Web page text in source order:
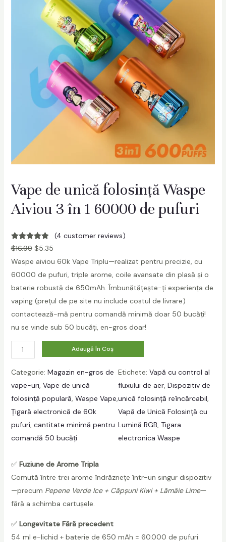
Vape de unică folosință Waspe
Aiviou 3 în 1 60000 de pufuri
Rated5.00
out of 5
4
ratings
(4 customer reviews)
$16.99 $5.35
Waspe aiviou 60k Vape Triplu—realizat pentru precizie, cu
60000 de pufuri, triple arome, coile avansate din plasă și o
baterie robustă de 650mAh. Îmbunătățește-ți experiența de
vaping (prețul de pe site nu include costul de livrare)
contactează-mă pentru comandă minimă doar 50 bucăți!
nu se vinde sub 50 bucăți, en-gros doar!
a
s
p
e
A
i
v
o
u
3
i
Adaugă În Coș
Categorie: Magazin en-gros de
vape-uri, Vape de unică
folosință populară, Waspe Vape ,
Țigară electronică de 60k
pufuri, cantitate minimă pentru
comandă 50 bucăți
Etichete:Vapă cu control al
fluxului de aer, Dispozitiv de
unică folosință reîncărcabil
Vapă de Unică Folosință cu
Lumină RGB, Tigara
electronica Waspe
✅ Fuziune de Arome Tripla
Comută între trei arome îndrăznețe într-un singur dispozitiv
—precum Pepene Verde Ice + Căpșuni Kiwi + Lămâie Lime—
fără a schimba cartușele.
✅ Longevitate Fără precedent
54 ml e-lichid + baterie de 650 mAh = 60.000 de pufuri